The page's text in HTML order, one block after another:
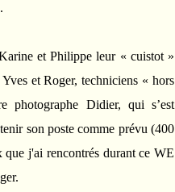
et Philippe leur « cuistot »
et Roger, techniciens « hors
photographe Didier, qui s’est
son poste comme prévu (400
j'ai rencontrés durant ce WE